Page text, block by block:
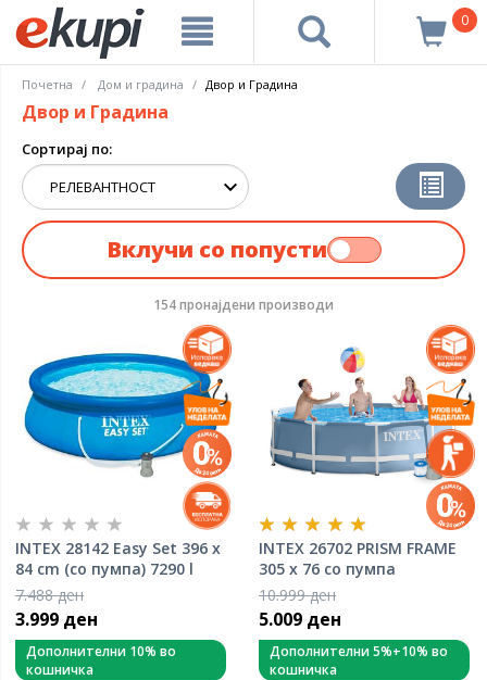
0
Почетна Дом и градина Двор и Градина
Двор и Градина
Сортирај по:
Вклучи со попусти
154 пронајдени производи
INTEX 28142 Easy Set 396 x
84 cm (со пумпа) 7290 l
7.488 ден
3.999 ден
Дополнителни 10% во
кошничка
INTEX 26702 PRISM FRAME
305 x 76 со пумпа
10.999 ден
5.009 ден
Дополнителни 5%+10% во
кошничка